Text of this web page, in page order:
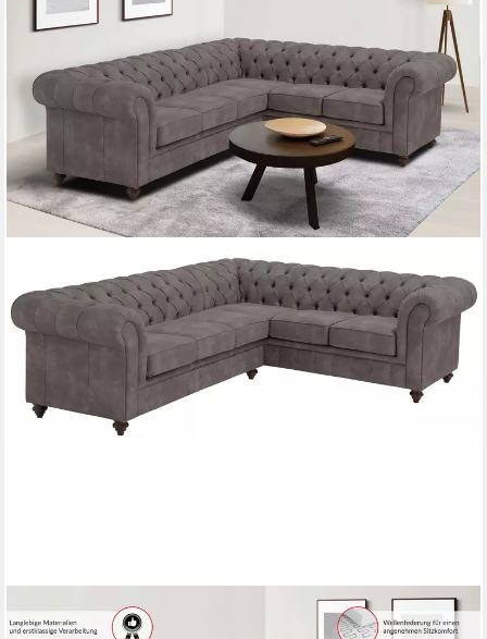
OTTO HOME
Chesterfield-Sofa Chesterfield Ecksofa, auch in Leder L-Form,